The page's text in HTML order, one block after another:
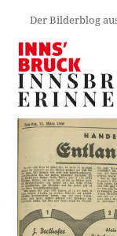
Der Bilderblog